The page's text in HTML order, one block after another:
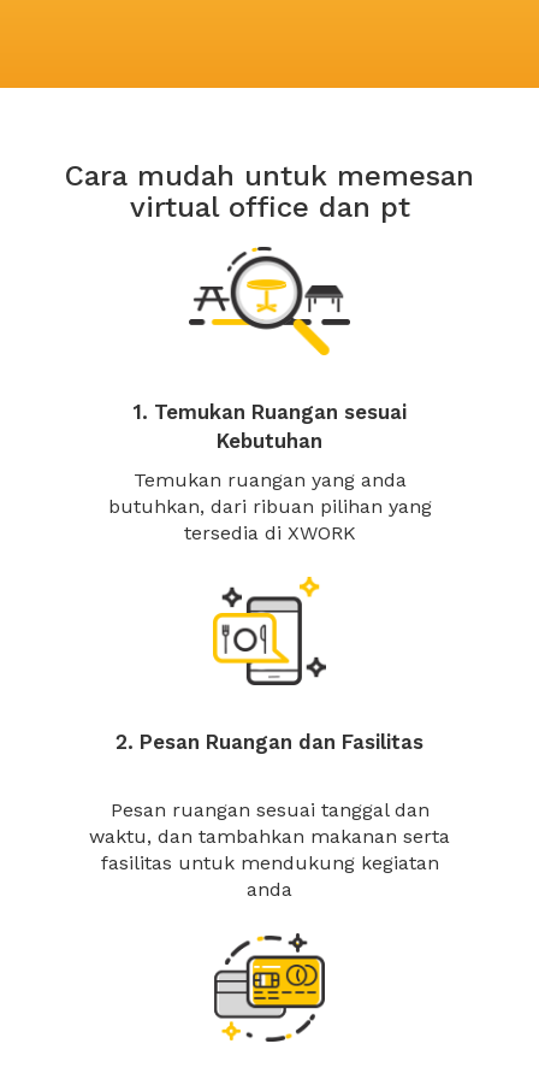
Cara mudah untuk memesan
virtual office dan pt
1. Temukan Ruangan sesuai
Kebutuhan
Temukan ruangan yang anda
butuhkan, dari ribuan pilihan yang
tersedia di XWORK
2. Pesan Ruangan dan Fasilitas
Pesan ruangan sesuai tanggal dan
waktu, dan tambahkan makanan serta
fasilitas untuk mendukung kegiatan
anda